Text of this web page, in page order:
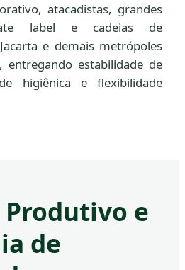
atacadistas, grandes
label e cadeias de
e demais metrópoles
entregando estabilidade de
higiênica e flexibilidade
Produtivo e
de